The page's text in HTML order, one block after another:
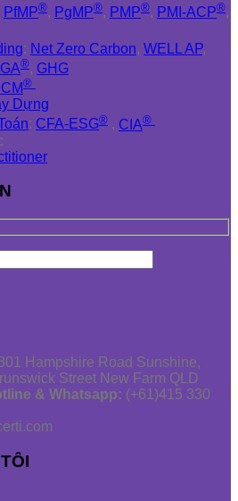
PfMP®, PgMP®, PMP®, PMI-ACP®,
: Net Zero Carbon, WELL AP,
®, GHG
®
Dựng
: CFA-ESG® , CIA®
Hampshire Road Sunshine,
Street New Farm QLD
& Whatsapp: (+61)415 330